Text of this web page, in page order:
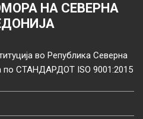
НА СЕВЕРНА
во Република Северна
по СТАНДАРДОТ ISO 9001:2015